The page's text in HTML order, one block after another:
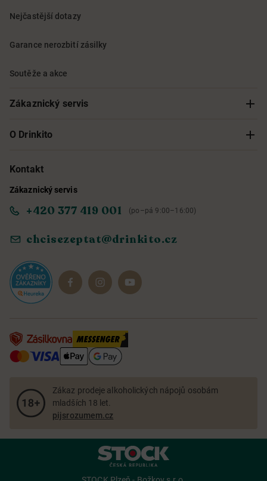
Nejčastější dotazy
Garance nerozbití zásilky
Soutěže a akce
Zákaznický servis
Sledování objednávky
Obchodní podmínky
Ochrana osobních údajů
Reklamace a vrácení
O Drinkito
O nás
Informace o přístupnosti služby
Dárkové sady
Kontakt
Zákaznický servis
+420 377 419 001 (po–pá 9:00–16:00)
chcisezeptat@drinkito.cz
Zákaz prodeje alkoholických nápojů osobám
mladších 18 let.
pijsrozumem.cz